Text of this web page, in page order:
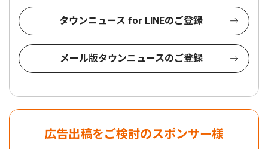
タウンニュース for LINEのご登録
メール版タウンニュースのご登録
広告出稿をご検討のスポンサー様